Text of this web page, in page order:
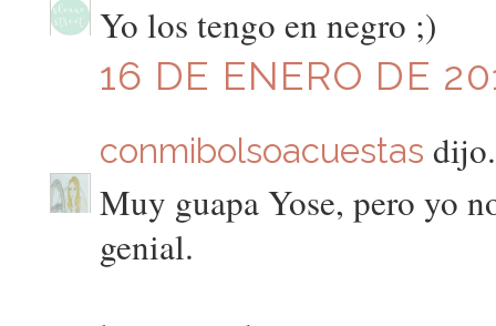
Yo los tengo en negro ;)
16 DE ENERO DE
conmibolsoacuestas
Muy guapa Yose, pero yo
genial.